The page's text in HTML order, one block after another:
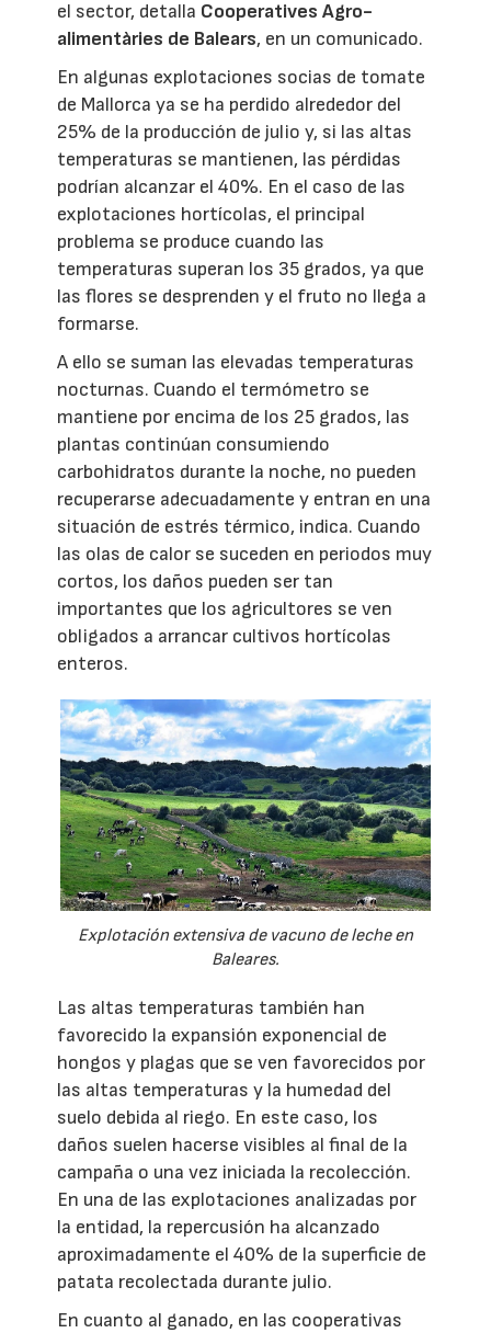
el sector, detalla Cooperatives Agro-
alimentàries de Balears, en un comunicado.
En algunas explotaciones socias de tomate
de Mallorca ya se ha perdido alrededor del
25% de la producción de julio y, si las altas
temperaturas se mantienen, las pérdidas
podrían alcanzar el 40%. En el caso de las
explotaciones hortícolas, el principal
problema se produce cuando las
temperaturas superan los 35 grados, ya que
las flores se desprenden y el fruto no llega a
formarse.
A ello se suman las elevadas temperaturas
nocturnas. Cuando el termómetro se
mantiene por encima de los 25 grados, las
plantas continúan consumiendo
carbohidratos durante la noche, no pueden
recuperarse adecuadamente y entran en una
situación de estrés térmico, indica. Cuando
las olas de calor se suceden en periodos muy
cortos, los daños pueden ser tan
importantes que los agricultores se ven
obligados a arrancar cultivos hortícolas
enteros.
Explotación extensiva de vacuno de leche en
Baleares.
Las altas temperaturas también han
favorecido la expansión exponencial de
hongos y plagas que se ven favorecidos por
las altas temperaturas y la humedad del
suelo debida al riego. En este caso, los
daños suelen hacerse visibles al final de la
campaña o una vez iniciada la recolección.
En una de las explotaciones analizadas por
la entidad, la repercusión ha alcanzado
aproximadamente el 40% de la superficie de
patata recolectada durante julio.
En cuanto al ganado, en las cooperativas